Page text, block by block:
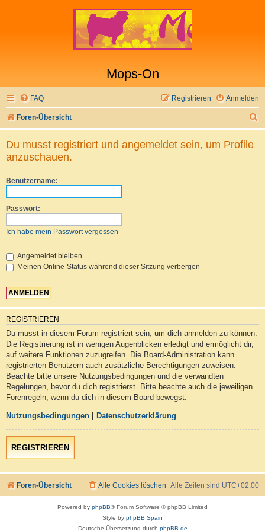
Mops-On
FAQ Anmelden
Registrieren
Foren-Übersicht
u
Du musst registriert und angemeldet sein, um Profile
anzuschauen.
Benutzername:
Passwort:
Ich habe mein Passwort vergessen
Angemeldet bleiben
Meinen Online-Status während dieser Sitzung verbergen
REGISTRIEREN
Du musst in diesem Forum registriert sein, um dich anmelden zu können.
Die Registrierung ist in wenigen Augenblicken erledigt und ermöglicht dir,
auf weitere Funktionen zuzugreifen. Die Board-Administration kann
registrierten Benutzern auch zusätzliche Berechtigungen zuweisen.
Beachte bitte unsere Nutzungsbedingungen und die verwandten
Regelungen, bevor du dich registrierst. Bitte beachte auch die jeweiligen
Forenregeln, wenn du dich in diesem Board bewegst.
Nutzungsbedingungen Datenschutzerklärung
REGISTRIEREN
Foren-Übersicht Alle Zeiten sind UTC+02:00
Alle Cookies löschen
Powered by phpBB® Forum Software © phpBB Limited
Style by phpBB Spain
Deutsche Übersetzung durch phpBB.de